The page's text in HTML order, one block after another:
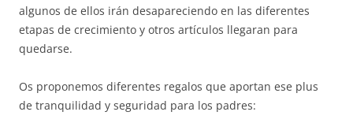
algunos de ellos irán desapareciendo en las diferentes
etapas de crecimiento y otros artículos llegaran para
quedarse.
Os proponemos diferentes regalos que aportan ese plus
de tranquilidad y seguridad para los padres: